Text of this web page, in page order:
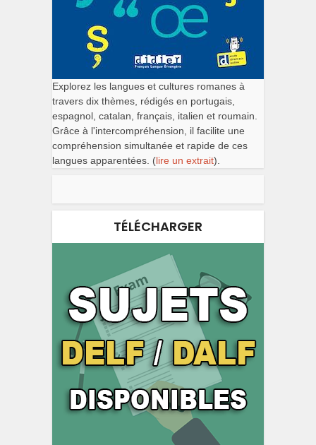
Explorez les langues et cultures romanes à
travers dix thèmes, rédigés en portugais,
espagnol, catalan, français, italien et roumain.
Grâce à l'intercompréhension, il facilite une
compréhension simultanée et rapide de ces
langues apparentées. (lire un extrait).
TÉLÉCHARGER